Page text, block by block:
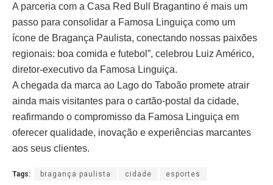
A parceria com a Casa Red Bull Bragantino é mais um
passo para consolidar a Famosa Linguiça como um
ícone de Bragança Paulista, conectando nossas paixões
regionais: boa comida e futebol”, celebrou Luiz Américo,
diretor-executivo da Famosa Linguiça.
A chegada da marca ao Lago do Taboão promete atrair
ainda mais visitantes para o cartão-postal da cidade,
reafirmando o compromisso da Famosa Linguiça em
oferecer qualidade, inovação e experiências marcantes
aos seus clientes.
Tags: bragança paulista cidade esportes